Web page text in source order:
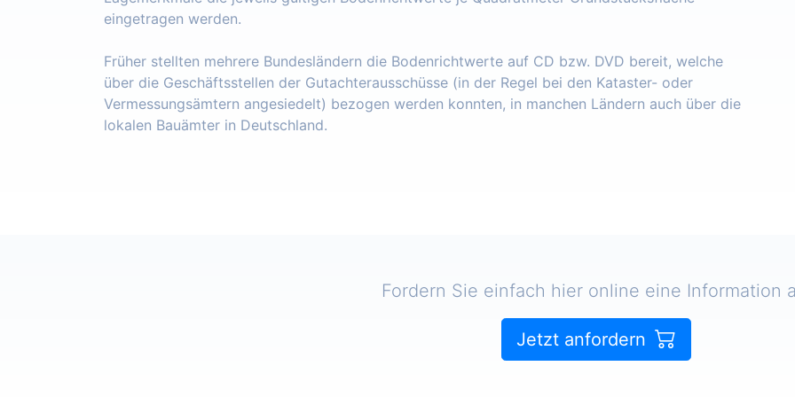
eingetragen werden.
Früher stellten mehrere Bundesländern die Bodenrichtwerte auf CD bzw. DVD bereit, welche
über die Geschäftsstellen der Gutachterausschüsse (in der Regel bei den Kataster- oder
Vermessungsämtern angesiedelt) bezogen werden konnten, in manchen Ländern auch über die
lokalen Bauämter in Deutschland.
Fordern Sie einfach hier online eine Information
Jetzt anfordern